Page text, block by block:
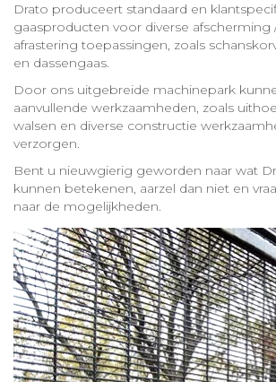
Drato produceert standaard en
gaasproducten voor diverse afscherming
afrastering toepassingen, zoals
en dassengaas.
Door ons uitgebreide machinepark
aanvullende werkzaamheden, zoals
walsen en diverse constructie
verzorgen.
Bent u nieuwgierig geworden naar wat
kunnen betekenen, aarzel dan niet en
naar de mogelijkheden.